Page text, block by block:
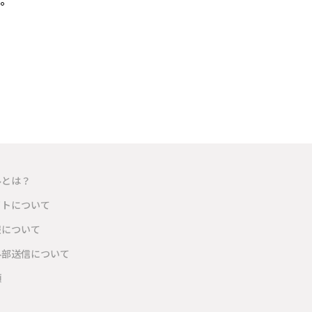
は？
について
ついて
送信について